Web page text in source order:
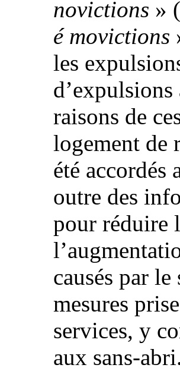
novictions »
é movictions
les
raisons de
logement de
été accordés
outre des
pour réduire
causés par
mesures
services, y
aux sans-